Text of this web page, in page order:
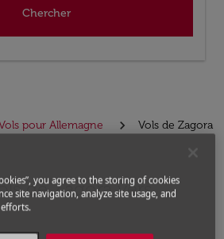
Chercher
pour Allemagne
Vols de Zagora
de Zagora vers
pour les options populaires
you agree to the storing of cookies
site navigation, analyze site usage, and